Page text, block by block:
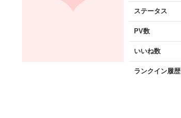
ステータス
PV数
いいね数
ランクイン履歴